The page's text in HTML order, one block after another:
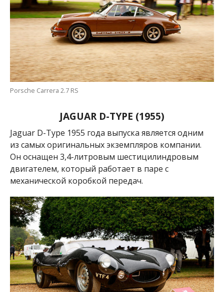
Porsche Carrera 2.7 RS
JAGUAR D-TYPE (1955)
Jaguar D-Type 1955 года выпуска является одним
из самых оригинальных экземпляров компании.
Он оснащен 3,4-литровым шестицилиндровым
двигателем, который работает в паре с
механической коробкой передач.